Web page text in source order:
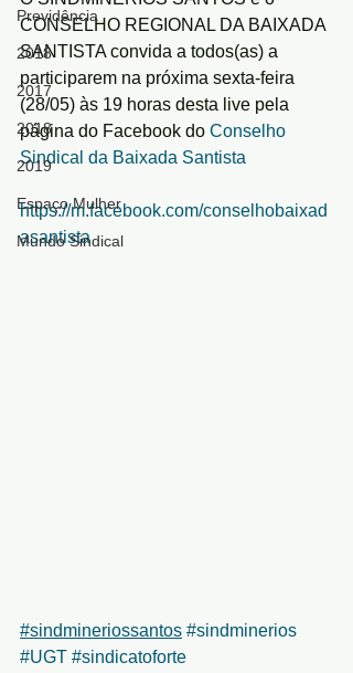
Previdência
2018
2017
2018
2019
Espaço Mulher
Mundo Sindical
CONSELHO REGIONAL DA BAIXADA
SANTISTA convida a todos(as) a
participarem na próxima sexta-feira
(28/05) às 19 horas desta live pela
página do Facebook do Conselho
Sindical da Baixada Santista
https://m.facebook.com/conselhobaixad
asantista
#sindmineriossantos #sindminerios
#UGT #sindicatoforte